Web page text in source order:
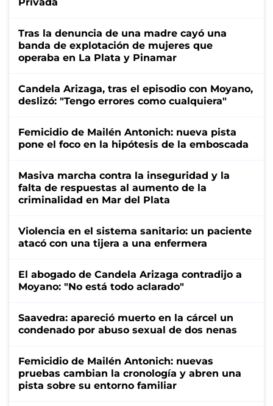
Tras la denuncia de una madre cayó una
banda de explotación de mujeres que
operaba en La Plata y Pinamar
Candela Arizaga, tras el episodio con Moyano,
deslizó: "Tengo errores como cualquiera"
Femicidio de Mailén Antonich: nueva pista
pone el foco en la hipótesis de la emboscada
Masiva marcha contra la inseguridad y la
falta de respuestas al aumento de la
criminalidad en Mar del Plata
Violencia en el sistema sanitario: un paciente
atacó con una tijera a una enfermera
El abogado de Candela Arizaga contradijo a
Moyano: "No está todo aclarado"
Saavedra: apareció muerto en la cárcel un
condenado por abuso sexual de dos nenas
Femicidio de Mailén Antonich: nuevas
pruebas cambian la cronología y abren una
pista sobre su entorno familiar